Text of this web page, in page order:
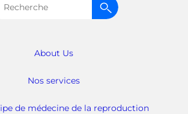
About Us
Nos services
de médecine de la reproduction
Rechercher :